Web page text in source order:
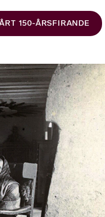
150-ÅRSFIRANDE